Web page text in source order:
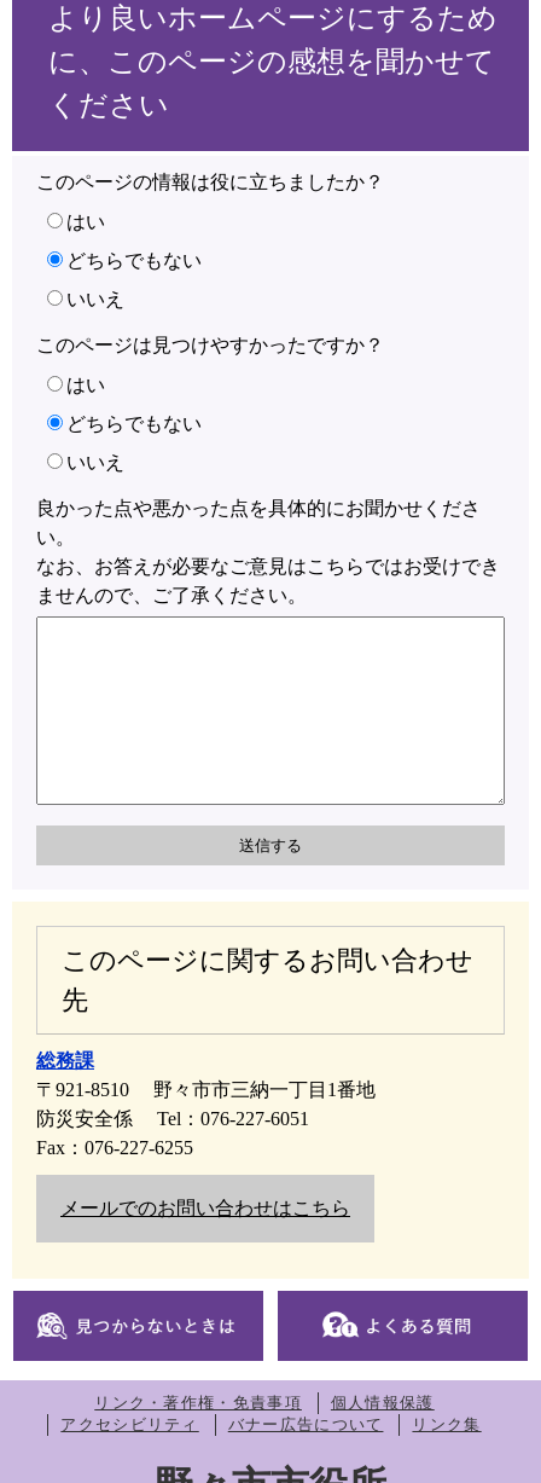
より良いホームページにするため
に、このページの感想を聞かせて
ください
このページの情報は役に立ちましたか？
はい
どちらでもない
いいえ
このページは見つけやすかったですか？
はい
どちらでもない
いいえ
良かった点や悪かった点を具体的にお聞かせくださ
い。
なお、お答えが必要なご意見はこちらではお受けでき
ませんので、ご了承ください。
このページに関するお問い合わせ
先
総務課
〒921-8510
野々市市三納一丁目1番地
防災安全係
Tel：076-227-6051
Fax：076-227-6255
メールでのお問い合わせはこちら
リンク・著作権・免責事項
個人情報保護
アクセシビリティ
バナー広告について リンク集